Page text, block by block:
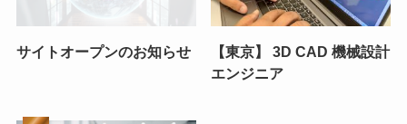
サイトオープンのお知らせ
【東京】 3D CAD 機械設計
エンジニア